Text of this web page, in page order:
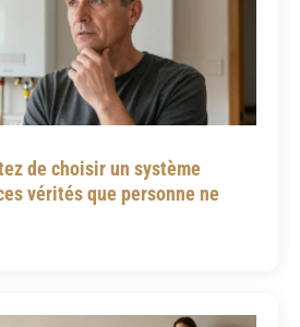
de choisir un système
vérités que personne ne